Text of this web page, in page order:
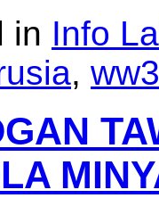
in Info
, ww3